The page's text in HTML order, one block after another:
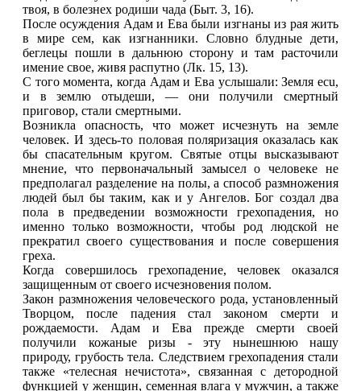
твоя, в болезнех родиши чада (Быт. 3, 16).
После осуждения Адам и Ева были изгнаны из рая жить
в мире сем, как изгнанники. Словно блудные дети,
беглецы пошли в дальнюю сторону и там расточили
имение свое, живя распутно (Лк. 15, 13).
С того момента, когда Адам и Ева услышали: Земля ecu,
и в землю отыдеши, — они получили смертный
приговор, стали смертными.
Возникла опасность, что может исчезнуть на земле
человек. И здесь-то половая поляризация оказалась как
бы спасательным кругом. Святые отцы высказывают
мнение, что первоначальный замысел о человеке не
предполагал разделение на полы, а способ размножения
людей был бы таким, как и у Ангелов. Бог создал два
пола в предведении возможности грехопадения, но
именно только возможности, чтобы род людской не
прекратил своего существования и после совершения
греха.
Когда совершилось грехопадение, человек оказался
защищенным от своего исчезновения полом.
Закон размножения человеческого рода, установленный
Творцом, после падения стал законом смерти и
рождаемости. Адам и Ева прежде смерти своей
получили кожаные ризы - эту нынешнюю нашу
природу, грубость тела. Следствием грехопадения стали
также «телесная нечистота», связанная с детородной
функцией у женщин, семенная влага у мужчин, а также